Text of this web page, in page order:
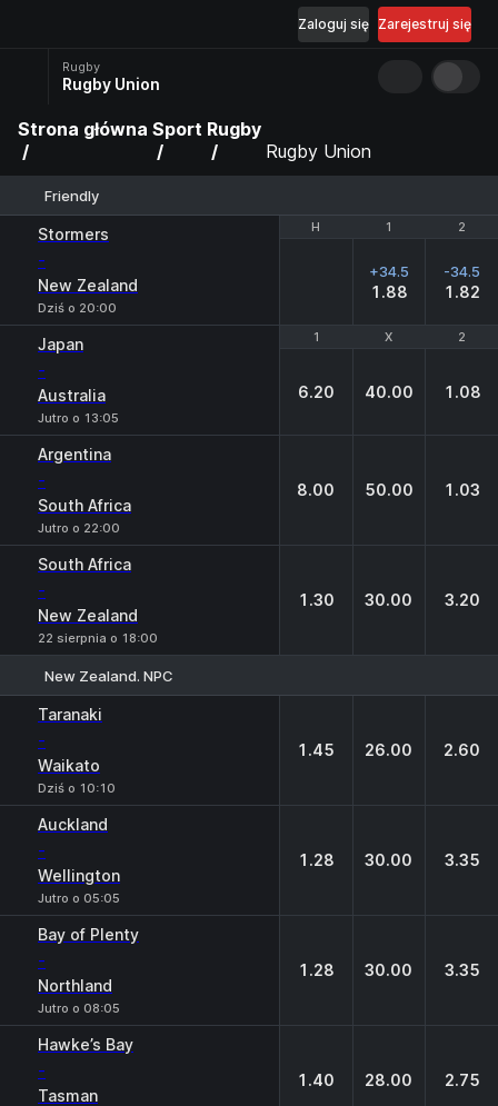
Zarejestruj się
Zaloguj się
Rugby
Rugby Union
Strona główna Sport Rugby
Rugby Union
Friendly
H 1 2
Stormers
-
New Zealand
Dziś o 20:00
H 1 2
+34.5
1.88
-34.5
1.82
1 X 2
Japan
-
Australia
Jutro o 13:05
1 X 2
6.20 40.00 1.08
Argentina
-
South Africa
Jutro o 22:00
8.00 50.00 1.03
South Africa
-
New Zealand
22 sierpnia o 18:00
1.30 30.00 3.20
New Zealand. NPC
Taranaki
-
Waikato
Dziś o 10:10
1.45 26.00 2.60
Auckland
-
Wellington
Jutro o 05:05
1.28 30.00 3.35
Bay of Plenty
-
Northland
Jutro o 08:05
1.28 30.00 3.35
Hawke’s Bay
-
Tasman
1.40 28.00 2.75